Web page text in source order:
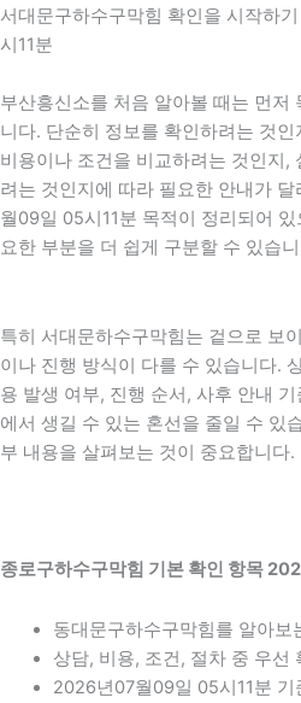
서대문구하수구막힘 확인을 시작하
시11분
부산흥신소를 처음 알아볼 때는 먼저
니다. 단순히 정보를 확인하려는 것
비용이나 조건을 비교하려는 것인지,
려는 것인지에 따라 필요한 안내가
월09일 05시11분 목적이 정리되어
요한 부분을 더 쉽게 구분할 수 있습
특히 서대문하수구막힘는 겉으로 보
이나 진행 방식이 다를 수 있습니다.
용 발생 여부, 진행 순서, 사후 안내
에서 생길 수 있는 혼선을 줄일 수 있
부 내용을 살펴보는 것이 중요합니다.
종로구하수구막힘 기본 확인 항목
동대문구하수구막힘를 알아보
상담, 비용, 조건, 절차 중 우선
2026년07월09일 05시11분